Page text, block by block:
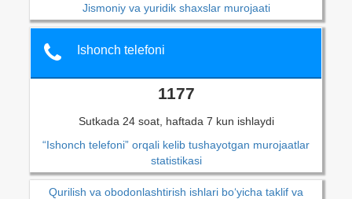
Jismoniy va yuridik shaxslar murojaati
Ishonch telefoni
1177
Sutkada 24 soat, haftada 7 kun ishlaydi
“Ishonch telefoni” orqali kelib tushayotgan murojaatlar
statistikasi
Qurilish va obodonlashtirish ishlari bo‘yicha taklif va